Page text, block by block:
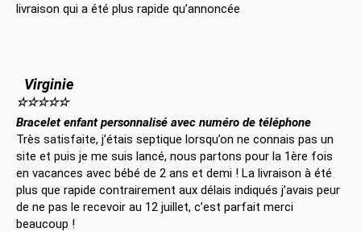
livraison qui a été plus rapide qu’annoncée
Virginie
☆☆☆☆☆
Bracelet enfant personnalisé avec numéro de téléphone
Très satisfaite, j’étais septique lorsqu’on ne connais pas un
site et puis je me suis lancé, nous partons pour la 1ère fois
en vacances avec bébé de 2 ans et demi ! La livraison à été
plus que rapide contrairement aux délais indiqués j’avais peur
de ne pas le recevoir au 12 juillet, c’est parfait merci
beaucoup !